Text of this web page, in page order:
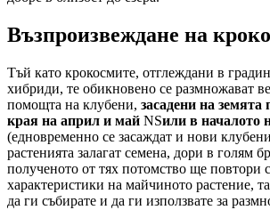
Възпроизвеждане на
Тъй като крокосмите, отглеждани в
хибриди, те обикновено се размножават
помощта на клубени, засадени на земята
края на април и май NSили в началото
(едновременно се засаждат и нови
растенията залагат семена, дори в голям
полученото от тях потомство ще повтори
характеристики на майчиното растение,
да ги събирате и да ги използвате за